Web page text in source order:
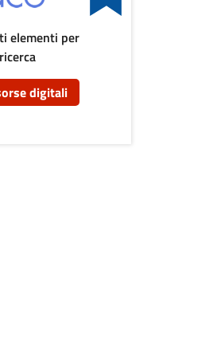
elementi per
digitali